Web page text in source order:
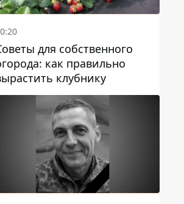
для собственного
как правильно
клубнику